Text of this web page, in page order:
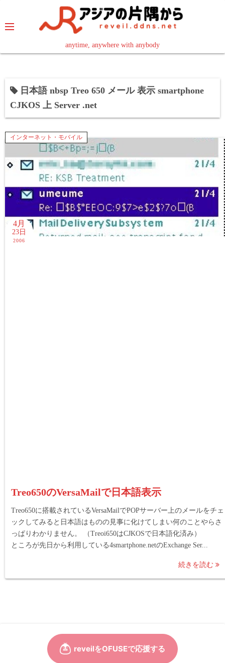
テ
anytime, anywhere with anybody
read in your language
日本語 nbsp Treo 650 メール 表示 smartphone
CJKOS 上 Server .net
インターネット・モバイル
4月
23日
2006
Treo650のVersaMailで日本語表示
Treo650に搭載されているVersaMailでPOPサーバー上のメールをチェ
ックしてみると日本語はものの見事に化けてしまい何のことやらさ
っぱりわかりません。 （Treoi650はCJKOSで日本語化済み）
ところが先日から利用している4smartphone.netのExchange Ser...
続きを読む